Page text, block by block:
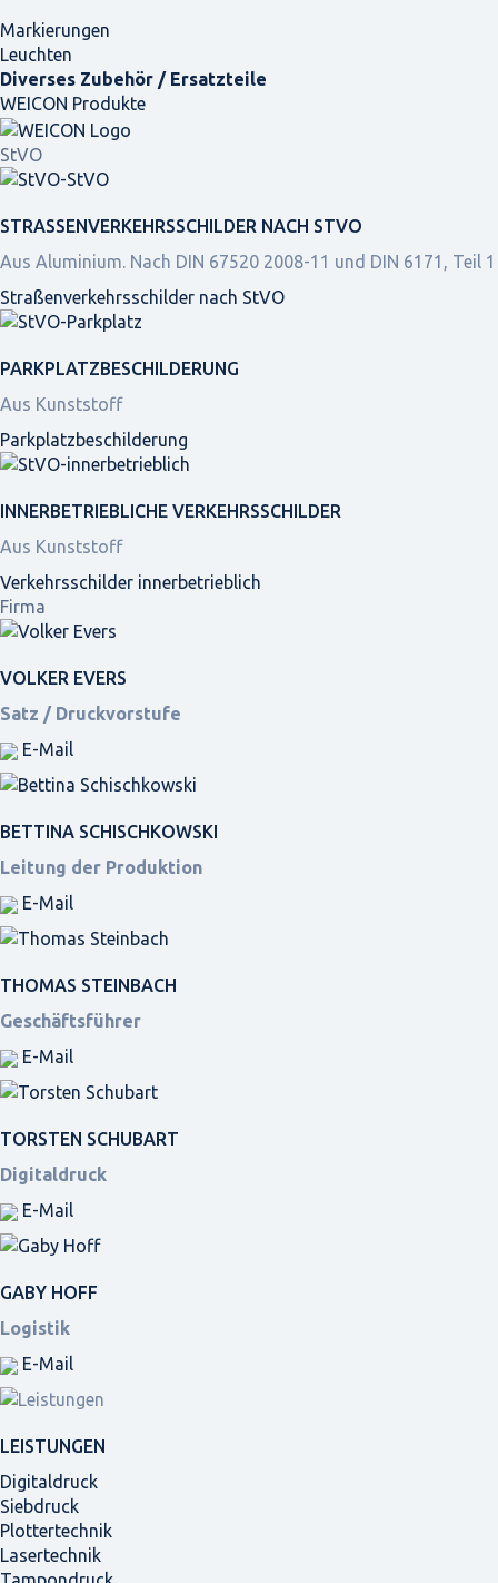
Markierungen
Leuchten
Diverses Zubehör / Ersatzteile
WEICON Produkte
StVO
STRASSEN­VERKEHRS­SCHILDER NACH STVO
Aus Aluminium. Nach DIN 67520 2008-11 und DIN 6171, Teil 1
Straßen­verkehrs­schilder nach StVO
PARKPLATZ­BESCHILDERUNG
Aus Kunststoff
Parkplatz­beschilderung
INNER­BETRIEBLICHE VERKEHRS­SCHILDER
Aus Kunststoff
Verkehrsschilder innerbetrieblich
Firma
VOLKER EVERS
Satz / Druckvorstufe
E-Mail
BETTINA SCHISCHKOWSKI
Leitung der Produktion
E-Mail
THOMAS STEINBACH
Geschäftsführer
E-Mail
TORSTEN SCHUBART
Digitaldruck
E-Mail
GABY HOFF
Logistik
E-Mail
LEISTUNGEN
Digitaldruck
Siebdruck
Plottertechnik
Lasertechnik